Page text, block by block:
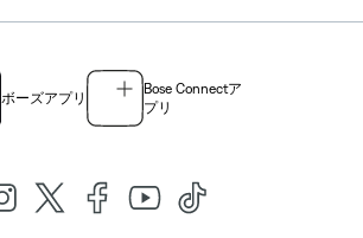
ボーズアプリ
Bose Connectア
プリ